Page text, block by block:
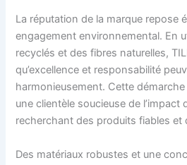
La réputation de la marque repose
engagement environnemental. En
recyclés et des fibres naturelles,
qu’excellence et responsabilité
harmonieusement. Cette
une clientèle soucieuse de l’impact
recherchant des produits fiables et
Des matériaux robustes et une